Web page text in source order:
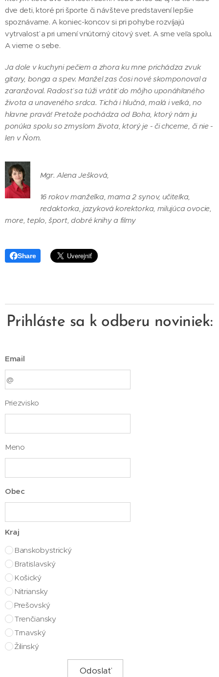
dve deti, ktoré pri športe či návšteve predstavení lepšie
spoznávame. A koniec-koncov si pri pohybe rozvíjajú
vytrvalosť a pri umení vnútorný citový svet. A sme veľa spolu.
A vieme o sebe.
Ja dole v kuchyni pečiem a zhora ku mne prichádza zvuk
gitary, bonga a spev. Manžel zas čosi nové skomponoval a
zaranžoval. Radosť sa túži vrátiť do môjho uponáhľaného
života a unaveného srdca. Tichá i hlučná, malá i veľká, no
hlavne pravá! Pretože pochádza od Boha, ktorý nám ju
ponúka spolu so zmyslom života, ktorý je - či chceme, či nie -
len v Ňom.
Mgr. Alena Ješková,
16 rokov manželka, mama 2 synov, učiteľka,
redaktorka, jazyková korektorka, milujúca ovocie,
more, teplo, šport, dobré knihy a filmy
Share
Prihláste sa k odberu noviniek:
Email
Priezvisko
Meno
Obec
Kraj
Banskobystrický
Bratislavský
Košický
Nitriansky
Prešovský
Trenčiansky
Trnavský
Žilinský
Odoslať